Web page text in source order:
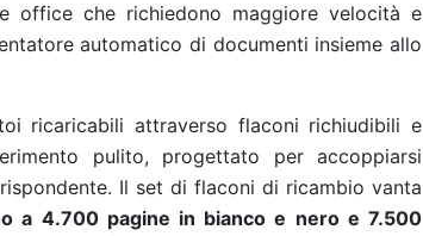
office che richiedono maggiore velocità e
automatico di documenti insieme allo
ricaricabili attraverso flaconi richiudibili e
pulito, progettato per accoppiarsi
Il set di flaconi di ricambio vanta
a 4.700 pagine in bianco e nero e 7.500